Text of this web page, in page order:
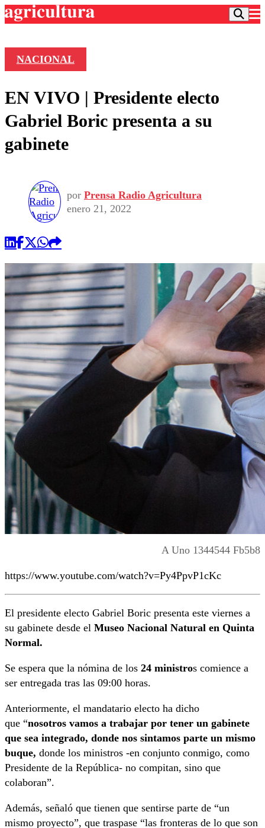
Frecuencias
Agricultura TV
Deportes
Colo Colo
Seleccion Chilena
Torneo Internacional
Entretención
Economía
Internacional
Publicaciones en medios
Opinión
NACIONAL
EN VIVO | Presidente electo
Gabriel Boric presenta a su
gabinete
por Prensa Radio Agricultura
enero 21, 2022
A Uno 1344544 Fb5b8
https://www.youtube.com/watch?v=Py4PpvP1cKc
El presidente electo Gabriel Boric presenta este viernes a
su gabinete desde el Museo Nacional Natural en Quinta
Normal.
Se espera que la nómina de los 24 ministros comience a
ser entregada tras las 09:00 horas.
Anteriormente, el mandatario electo ha dicho
que “nosotros vamos a trabajar por tener un gabinete
que sea integrado, donde nos sintamos parte un mismo
buque, donde los ministros -en conjunto conmigo, como
Presidente de la República- no compitan, sino que
colaboran”.
Además, señaló que tienen que sentirse parte de “un
mismo proyecto”, que traspase “las fronteras de lo que son